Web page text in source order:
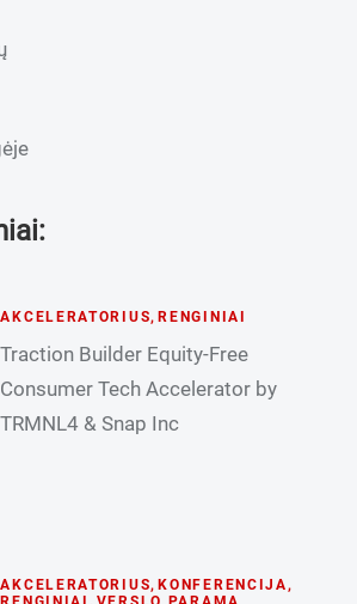
AKCELERATORIUS, RENGINIAI
Traction Builder Equity-Free
Consumer Tech Accelerator by
TRMNL4 & Snap Inc
AKCELERATORIUS, KONFERENCIJA,